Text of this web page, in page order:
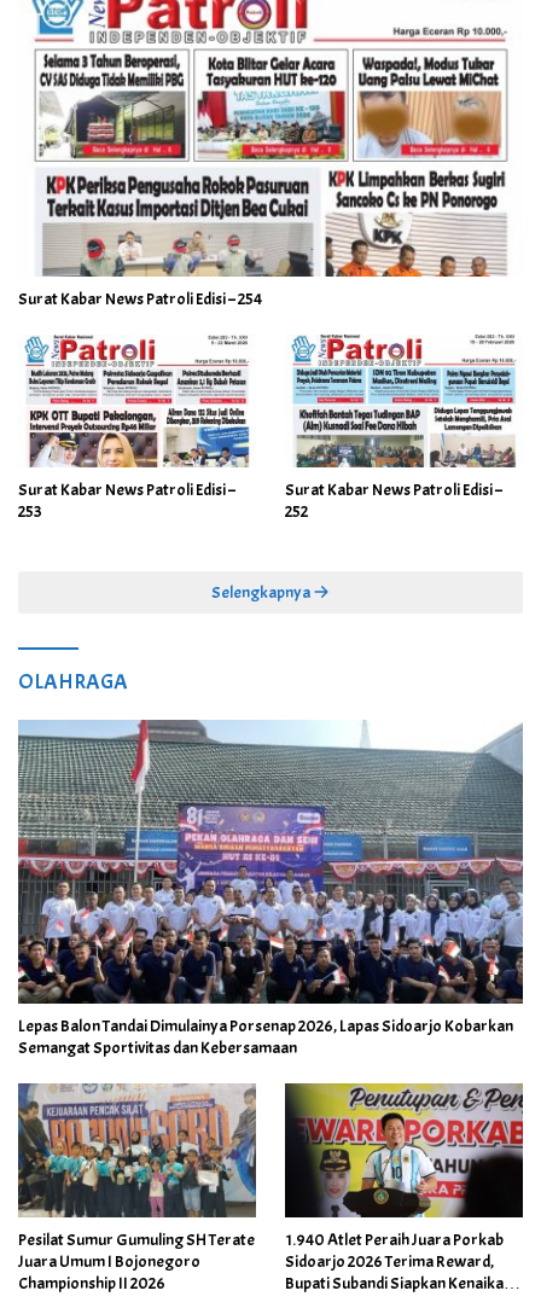
Surat Kabar News Patroli Edisi – 254
Surat Kabar News Patroli Edisi –
253
Surat Kabar News Patroli Edisi –
252
Selengkapnya
OLAHRAGA
Lepas Balon Tandai Dimulainya Porsenap 2026, Lapas Sidoarjo Kobarkan
Semangat Sportivitas dan Kebersamaan
Pesilat Sumur Gumuling SH Terate
Juara Umum I Bojonegoro
Championship II 2026
1.940 Atlet Peraih Juara Porkab
Sidoarjo 2026 Terima Reward,
Bupati Subandi Siapkan Kenaikan